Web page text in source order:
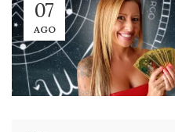
07
AGO